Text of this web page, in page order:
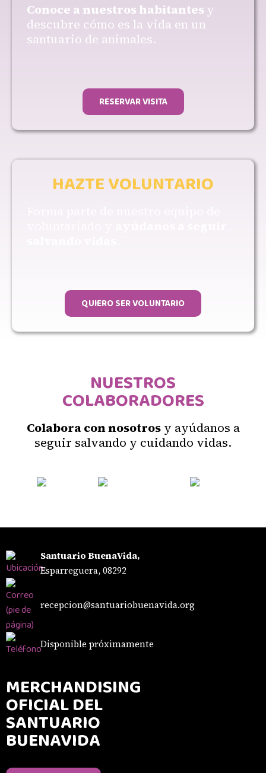
Conoce a nuestros habitantes y
descubre cómo es la vida en un
santuario de animales.
RESERVAR VISITA
HAZTE VOLUNTARIO
QUIERO SER VOLUNTARIO
NUESTROS
COLABORADORES
Colabora con nosotrosy ayúdanos a
seguir salvando y cuidando vidas.
Santuario BuenaVida,
Esparreguera, 08292
recepcion@santuariobuenavida.org
Disponible próximamente
MERCHANDISING
OFICIAL DEL
SANTUARIO
BUENAVIDA